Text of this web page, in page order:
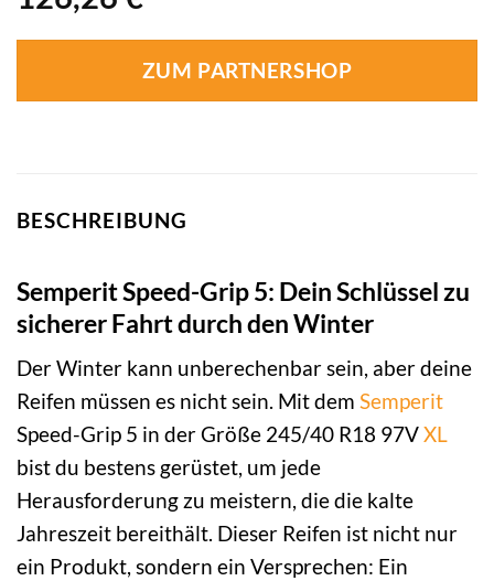
ZUM PARTNERSHOP
BESCHREIBUNG
Semperit Speed-Grip 5: Dein Schlüssel zu
sicherer Fahrt durch den Winter
Der Winter kann unberechenbar sein, aber deine
Reifen müssen es nicht sein. Mit dem Semperit
Speed-Grip 5 in der Größe 245/40 R18 97VXL
bist du bestens gerüstet, um jede
Herausforderung zu meistern, die die kalte
Jahreszeit bereithält. Dieser Reifen ist nicht nur
ein Produkt, sondern ein Versprechen: Ein